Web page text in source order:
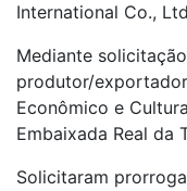
International Co.,
Mediante
produtor/
Econômico e
Embaixada Real da
Solicitaram